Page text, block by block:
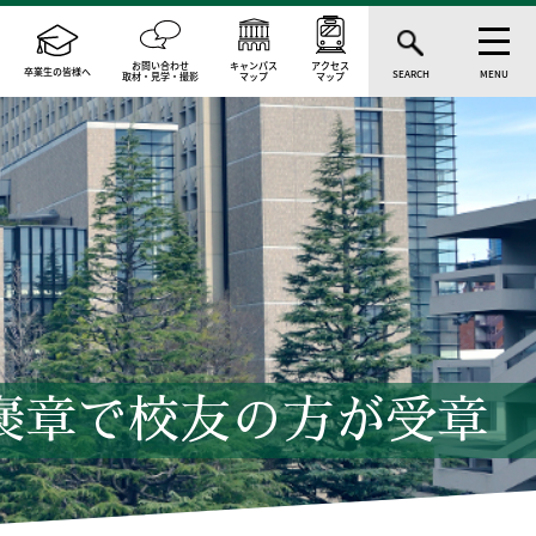
卒業生の皆様へ お問い合わせ
取材・見学・撮影
キャンパス
マップ
アクセス
マップ SEARCH MENU
章で校友の方が受章